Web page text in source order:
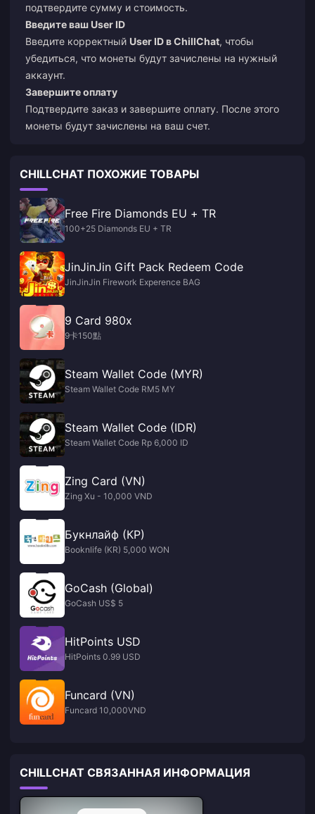
подтвердите сумму и стоимость.
Введите ваш User ID
Введите корректный User ID в ChillChat, чтобы
убедиться, что монеты будут зачислены на нужный
аккаунт.
Завершите оплату
Подтвердите заказ и завершите оплату. После этого
монеты будут зачислены на ваш счет.
CHILLCHAT ПОХОЖИЕ ТОВАРЫ
Free Fire Diamonds EU + TR
100+25 Diamonds EU + TR
JinJinJin Gift Pack Redeem Code
JinJinJin Firework Experence BAG
9 Card 980x
9卡150點
Steam Wallet Code (MYR)
Steam Wallet Code RM5 MY
Steam Wallet Code (IDR)
Steam Wallet Code Rp 6,000 ID
Zing Card (VN)
Zing Xu - 10,000 VND
Букнлайф (КР)
Booknlife (KR) 5,000 WON
GoCash (Global)
GoCash US$ 5
HitPoints USD
HitPoints 0.99 USD
Funcard (VN)
Funcard 10,000VND
CHILLCHAT СВЯЗАННАЯ ИНФОРМАЦИЯ